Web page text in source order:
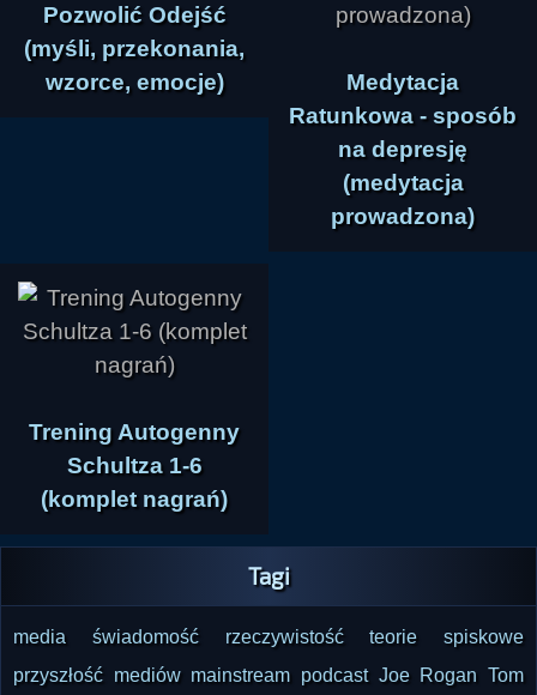
Pozwolić Odejść
(myśli, przekonania,
wzorce, emocje)
Medytacja
Ratunkowa - sposób
na depresję
(medytacja
prowadzona)
Trening Autogenny
Schultza 1-6
(komplet nagrań)
Tagi
media świadomość rzeczywistość
teorie spiskowe
przyszłość mediów mainstream podcast Joe Rogan Tom